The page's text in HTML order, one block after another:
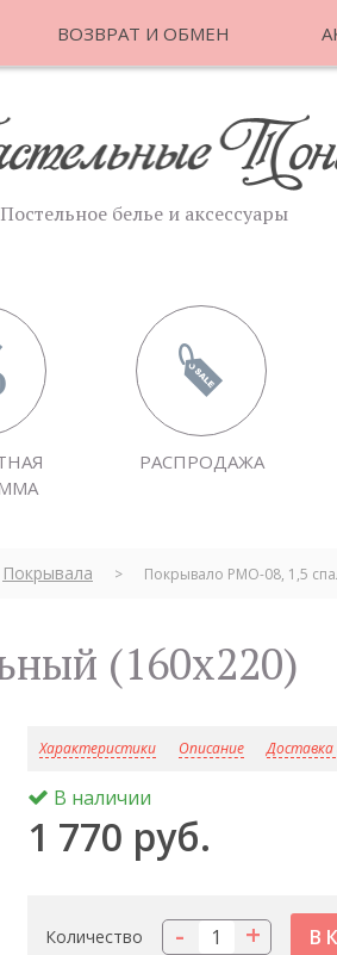
ВОЗВРАТ И ОБМЕН
Постельное белье и аксессуары
РАСПРОДАЖА
Покрывала > Покрывало PMO-08, 1,5
(160x220)
Характеристики Описание
В наличии
1 770 руб.
Количество +
-